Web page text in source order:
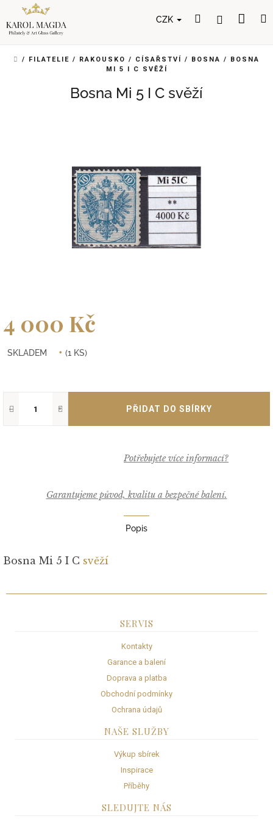
obsah
CZK HledatPřihlášení
DOMŮ
/ FILATELIE / RAKOUSKO / CÍSAŘSTVÍ / BOSNA /
BOSNA
MI 5 I C SVĚŽÍ
Bosna Mi 5 I C svěží
4 000 Kč
cena:
SKLADEM (1 KS)
+
−
Garantujeme původ, kvalitu a bezpečné balení.
Popis
Bosna Mi 5 I C svěží
SERVIS
Kontakty
Garance a balení
Doprava a platba
Obchodní podmínky
Ochrana údajů
NAŠE SLUŽBY
Výkup sbírek
Inspirace
Příběhy
SLEDUJTE NÁS